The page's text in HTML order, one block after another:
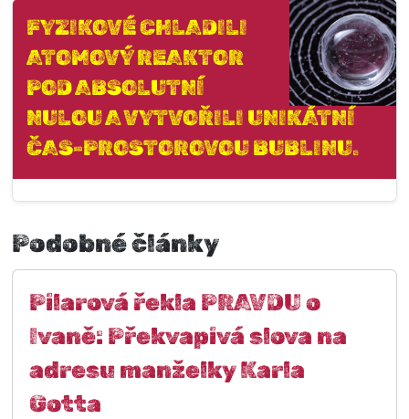
FYZIKOVÉ CHLADILI
ATOMOVÝ REAKTOR
POD ABSOLUTNÍ
NULOU A VYTVOŘILI UNIKÁTNÍ
ČAS-PROSTOROVOU BUBLINU.
Podobné články
Pilarová řekla PRAVDU o
Ivaně: Překvapivá slova na
adresu manželky Karla
Gotta